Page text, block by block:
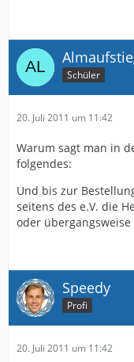
Schüler
20. Juli 2011 um 11:42
Warum sagt man in
folgendes:
Und bis zur
seitens des e.V. die
oder übergangsweise
Speedy
Profi
20. Juli 2011 um 11:42